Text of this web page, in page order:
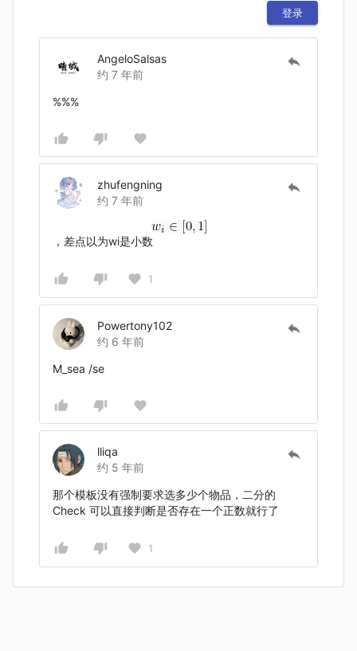
登录
AngeloSalsas
约 7 年前
%%%
zhufengning
约 7 年前
，差点以为wi是小数
1
Powertony102
约 6 年前
M_sea /se
lliqa
约 5 年前
那个模板没有强制要求选多少个物品，二分的
Check 可以直接判断是否存在一个正数就行了
1